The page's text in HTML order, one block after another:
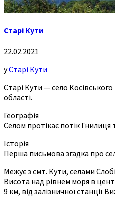
Старі Кути
22.02.2021
уСтарі Кути
Старі Кути — село
області.
Географія
Селом протікає потік Гнилиця
Історія
Перша письмова згадка про
Межує з смт. Кути, селами
Висота над рівнем моря в
9 км, від залізничної станції